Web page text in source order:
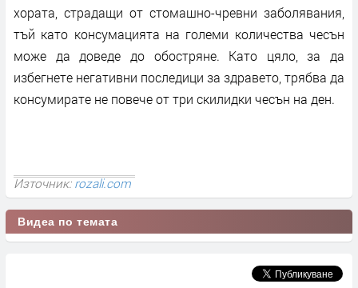
хората, страдащи от стомашно-чревни заболявания,
тъй като консумацията на големи количества чесън
може да доведе до обостряне. Като цяло, за да
избегнете негативни последици за здравето, трябва да
консумирате не повече от три скилидки чесън на ден.
Източник:rozali.com
Видеа по темата